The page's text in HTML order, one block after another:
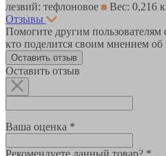
лезвий: тефлоновое
Вес: 0,216
Отзывы
Помогите другим
кто поделится своим мнением об
Оставить отзыв
Оставить отзыв
Ваша оценка *
Рекомендуете данный товар? *